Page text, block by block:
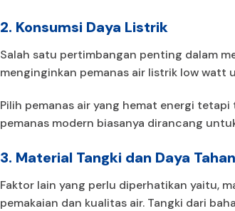
2. Konsumsi Daya Listrik
Salah satu pertimbangan penting dalam
menginginkan pemanas air listrik low
Pilih pemanas air yang hemat energi
pemanas modern biasanya dirancang
3. Material Tangki dan Daya Tahan
Faktor lain yang perlu diperhatikan yaitu,
pemakaian dan kualitas air. Tangki dari